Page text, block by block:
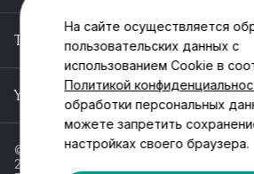
TELEGRAM
YOUTUBE
© ООО «Пойнт эстейт», ИНН
2013-2025
На сайте осуществляется
пользовательских данных с
использованием Cookie в
Политикой
обработки персональных
можете запретить
настройках своего браузера.